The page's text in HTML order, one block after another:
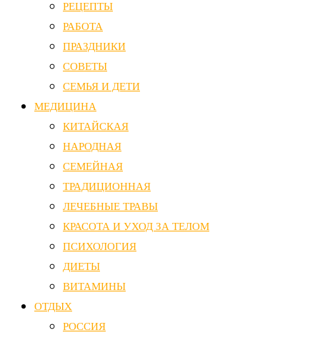
РЕЦЕПТЫ
РАБОТА
ПРАЗДНИКИ
СОВЕТЫ
СЕМЬЯ И ДЕТИ
МЕДИЦИНА
КИТАЙСКАЯ
НАРОДНАЯ
СЕМЕЙНАЯ
ТРАДИЦИОННАЯ
ЛЕЧЕБНЫЕ ТРАВЫ
КРАСОТА И УХОД ЗА ТЕЛОМ
ПСИХОЛОГИЯ
ДИЕТЫ
ВИТАМИНЫ
ОТДЫХ
РОССИЯ